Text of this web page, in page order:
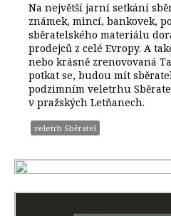
Na největší jarní setkání
známek, mincí, bankovek,
sběratelského materiálu
prodejců z celé Evropy. A
nebo krásně zrenovovaná
potkat se, budou mít
podzimním veletrhu
v pražských Letňanech.
veletrh Sběratel